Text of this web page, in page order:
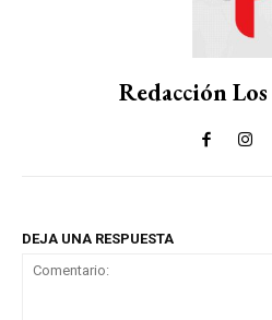
Redacción
DEJA UNA RESPUESTA